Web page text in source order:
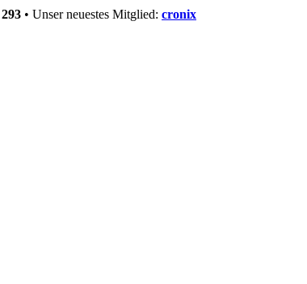
293 • Unser neuestes Mitglied: cronix